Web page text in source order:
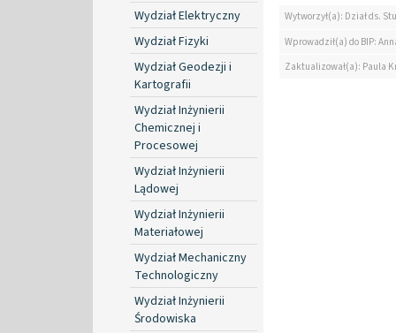
Wydział Elektryczny
Wydział Fizyki
Wydział Geodezji i
Kartografii
Wydział Inżynierii
Chemicznej i
Procesowej
Wydział Inżynierii
Lądowej
Wydział Inżynierii
Materiałowej
Wydział Mechaniczny
Technologiczny
Wydział Inżynierii
Środowiska
Wytworzył(a): Dział ds.
Wprowadził(a) do BIP:
Zaktualizował(a): Paula